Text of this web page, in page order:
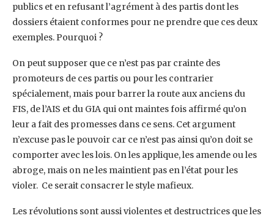
publics et en refusant l’agrément à des partis dont les
dossiers étaient conformes pour ne prendre que ces deux
exemples. Pourquoi ?
On peut supposer que ce n’est pas par crainte des
promoteurs de ces partis ou pour les contrarier
spécialement, mais pour barrer la route aux anciens du
FIS, de l’AIS et du GIA qui ont maintes fois affirmé qu’on
leur a fait des promesses dans ce sens. Cet argument
n’excuse pas le pouvoir car ce n’est pas ainsi qu’on doit se
comporter avec les lois. On les applique, les amende ou les
abroge, mais on ne les maintient pas en l’état pour les
violer. Ce serait consacrer le style mafieux.
Les révolutions sont aussi violentes et destructrices que les